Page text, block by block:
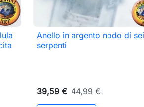
 Anteprima
Anello in argento nodo di sei
serpenti
39,59 € 44,99 €